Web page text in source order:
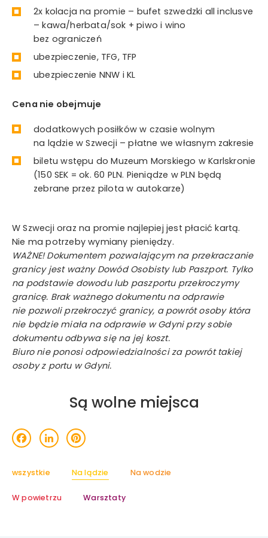
2x kolacja na promie – bufet szwedzki all inclusve
– kawa/herbata/sok + piwo i wino
bez ograniczeń
ubezpieczenie, TFG, TFP
ubezpieczenie NNW i KL
Cena nie obejmuje
dodatkowych posiłków w czasie wolnym
na lądzie w Szwecji – płatne we własnym zakresie
biletu wstępu do Muzeum Morskiego w Karlskronie
(150 SEK = ok. 60 PLN. Pieniądze w PLN będą
zebrane przez pilota w autokarze)
W Szwecji oraz na promie najlepiej jest płacić kartą.
Nie ma potrzeby wymiany pieniędzy.
WAŻNE! Dokumentem pozwalającym na przekraczanie
granicy jest ważny Dowód Osobisty lub Paszport. Tylko
na podstawie dowodu lub paszportu przekroczymy
granicę. Brak ważnego dokumentu na odprawie
nie pozwoli przekroczyć granicy, a powrót osoby która
nie będzie miała na odprawie w Gdyni przy sobie
dokumentu odbywa się na jej koszt.
Biuro nie ponosi odpowiedzialności za powrót takiej
osoby z portu w Gdyni.
Są wolne miejsca
LinkedInPinterest
wszystkie Na lądzie Na wodzie
W powietrzu Warsztaty